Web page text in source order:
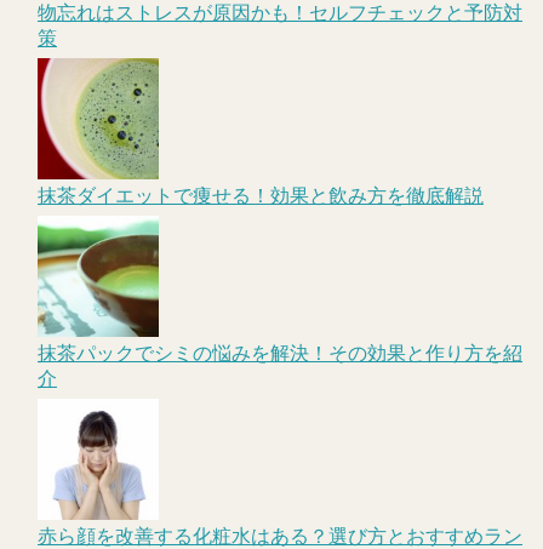
物忘れはストレスが原因かも！セルフチェックと予防対
策
抹茶ダイエットで痩せる！効果と飲み方を徹底解説
抹茶パックでシミの悩みを解決！その効果と作り方を紹
介
赤ら顔を改善する化粧水はある？選び方とおすすめラン